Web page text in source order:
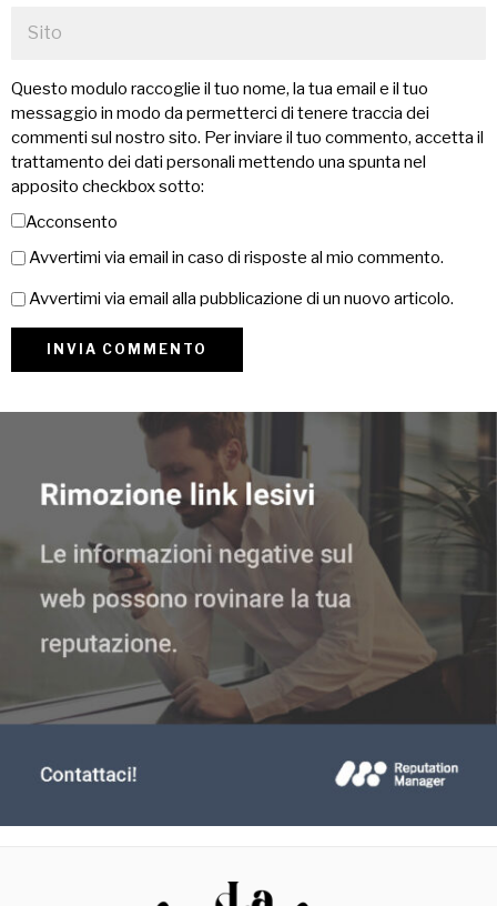
Questo modulo raccoglie il tuo nome, la tua email e il tuo
messaggio in modo da permetterci di tenere traccia dei
commenti sul nostro sito. Per inviare il tuo commento, accetta il
trattamento dei dati personali mettendo una spunta nel
apposito checkbox sotto:
Acconsento
Avvertimi via email in caso di risposte al mio commento.
Avvertimi via email alla pubblicazione di un nuovo articolo.